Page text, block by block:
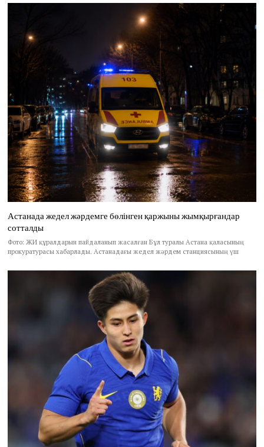
Астанада жедел жәрдемге бөлінген қаржыны жымқырғандар
сотталды
Фото: ЖИ құралдарын пайдаланып жасалған Бұл туралы Астана қаласының
прокуратурасы хабарлады. Астанадағы жедел жәрдем станциясының үш